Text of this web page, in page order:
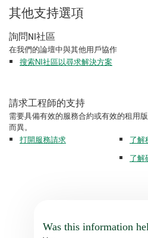
其他支持選項
詢問NI社區
在我們的論壇中與其他用戶協作
搜索NI社區以尋求解決方案
請求工程師的支持
需要具備有效的服務合約或有效的租用
而異。
打開服務請求
了解
了解
Was this information